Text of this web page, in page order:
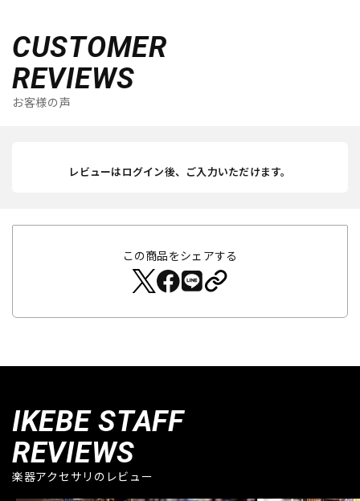
CUSTOMER
REVIEWS
お客様の声
レビューはログイン後、ご入力いただけます。
この商品をシェアする
IKEBE STAFF
REVIEWS
楽器アクセサリのレビュー